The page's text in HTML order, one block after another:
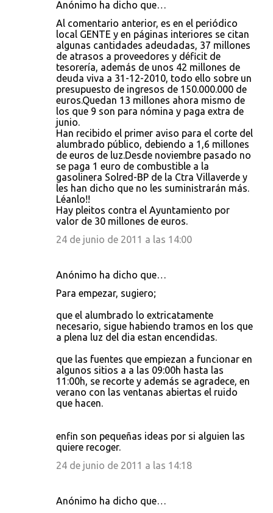
Anónimo ha dicho que…
Al comentario anterior, es en el periódico
local GENTE y en páginas interiores se citan
algunas cantidades adeudadas, 37 millones
de atrasos a proveedores y déficit de
tesorería, además de unos 42 millones de
deuda viva a 31-12-2010, todo ello sobre un
presupuesto de ingresos de 150.000.000 de
euros.Quedan 13 millones ahora mismo de
los que 9 son para nómina y paga extra de
junio.
Han recibido el primer aviso para el corte del
alumbrado público, debiendo a 1,6 millones
de euros de luz.Desde noviembre pasado no
se paga 1 euro de combustible a la
gasolinera Solred-BP de la Ctra Villaverde y
les han dicho que no les suministrarán más.
Léanlo!!
Hay pleitos contra el Ayuntamiento por
valor de 30 millones de euros.
24 de junio de 2011 a las 14:00
Anónimo ha dicho que…
Para empezar, sugiero;
que el alumbrado lo extricatamente
necesario, sigue habiendo tramos en los que
a plena luz del dia estan encendidas.
que las fuentes que empiezan a funcionar en
algunos sitios a a las 09:00h hasta las
11:00h, se recorte y además se agradece, en
verano con las ventanas abiertas el ruido
que hacen.
enfin son pequeñas ideas por si alguien las
quiere recoger.
24 de junio de 2011 a las 14:18
Anónimo ha dicho que…